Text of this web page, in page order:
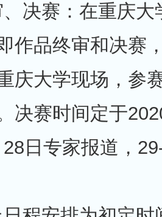
、决赛：在重庆大
作品终审和决赛
庆大学现场，参
决赛时间定于
28日专家报道，